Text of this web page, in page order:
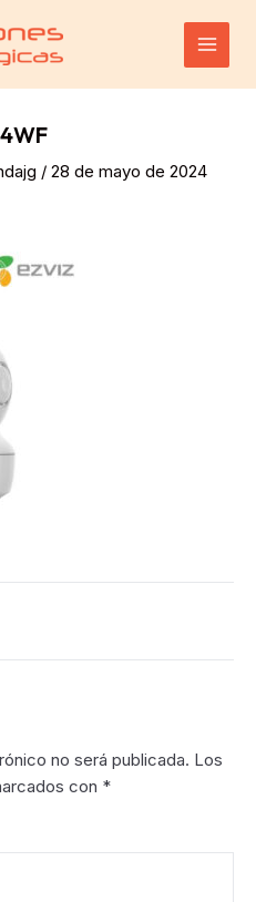
Main
/ 28 de mayo de 2024
no será publicada. Los
con *